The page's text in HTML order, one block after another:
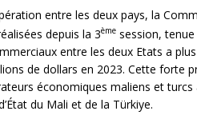
entre les deux pays, la
depuis la 3ème session,
entre les deux Etats a
de dollars en 2023. Cette forte
économiques maliens et turcs
du Mali et de la Türkiye.